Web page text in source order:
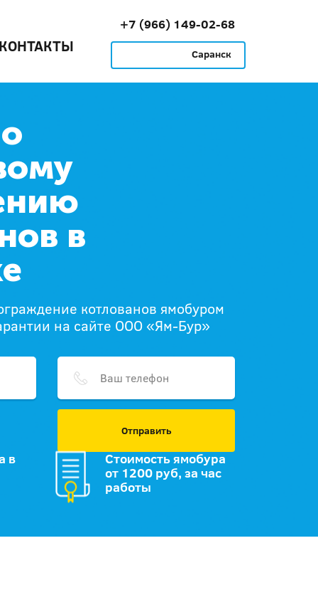
+7 (966) 149-02-68
Саранск
в
котлованов ямобуром
на сайте ООО «Ям-Бур»
Отправить
в
Стоимость ямобура
от 1200 руб, за час
работы